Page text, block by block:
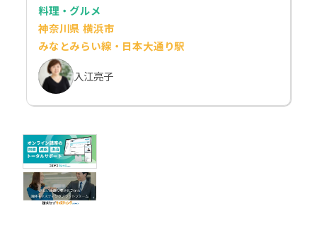
料理・グルメ
神奈川県 横浜市
みなとみらい線・日本大通り駅
入江亮子